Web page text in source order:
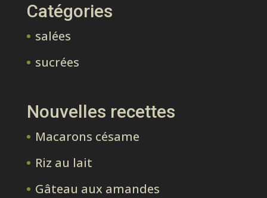
Catégories
salées
sucrées
Nouvelles recettes
Macarons césame
Riz au lait
Gâteau aux amandes